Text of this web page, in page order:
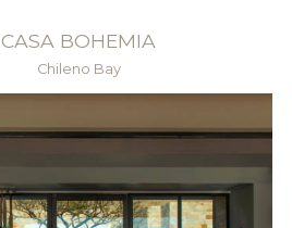
CASA BOHEMIA
Chileno Bay